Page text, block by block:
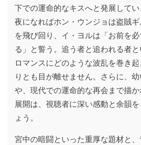
下での運命的なキスへと発展してい
夜になればホン・ウンジョは盗賊
を飛び回り、イ・ヨルは「お前を
る」と誓う。追う者と追われる者と
ロマンスにどのような波乱を巻き
りとも目が離せません。さらに、
や、現代での運命的な再会まで描
展開は、視聴者に深い感動と余韻
ょう。
宮中の暗闘といった重厚な題材と